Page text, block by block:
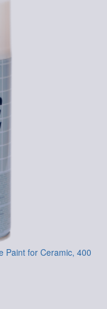
Paint for Ceramic, 400